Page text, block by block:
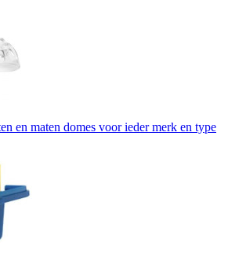
en maten domes voor ieder merk en type